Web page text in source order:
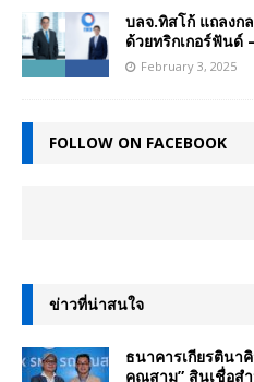
บลจ.ทิสโก้ แถลงก
ด้วยทริกเกอร์ฟันด์
February 3, 2025
FOLLOW ON FACEBOOK
ข่าวที่น่าสนใจ
ธนาคารเกียรตินา
คูณสาม” สินเชื่อสำ